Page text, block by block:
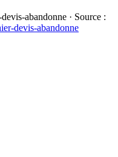
abandonne · Source :
devis-abandonne